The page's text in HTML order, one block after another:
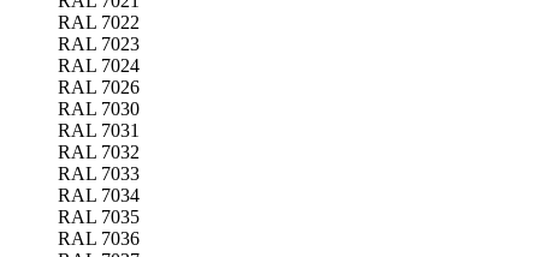
RAL 7022
RAL 7023
RAL 7024
RAL 7026
RAL 7030
RAL 7031
RAL 7032
RAL 7033
RAL 7034
RAL 7035
RAL 7036